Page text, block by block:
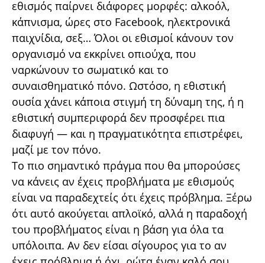
εθισμός παίρνει διάφορες μορφές: αλκοόλ,
κάπνισμα, ώρες στο Facebook, ηλεκτρονικά
παιχνίδια, σεξ… Όλοι οι εθισμοί κάνουν τον
οργανισμό να εκκρίνει οπιούχα, που
ναρκώνουν το σωματικό και το
συναισθηματικό πόνο. Ωστόσο, η εθιστική
ουσία χάνει κάποια στιγμή τη δύναμη της, ή η
εθιστική συμπεριφορά δεν προσφέρει πια
διαφυγή — και η πραγματικότητα επιστρέφει,
μαζί με τον πόνο.
Το πιο σημαντικό πράγμα που θα μπορούσες
να κάνεις αν έχεις προβλήματα με εθισμούς
είναι να παραδεχτείς ότι έχεις πρόβλημα. Ξέρω
ότι αυτό ακούγεται απλοϊκό, αλλά η παραδοχή
του προβλήματος είναι η βάση για όλα τα
υπόλοιπα. Αν δεν είσαι σίγουρος για το αν